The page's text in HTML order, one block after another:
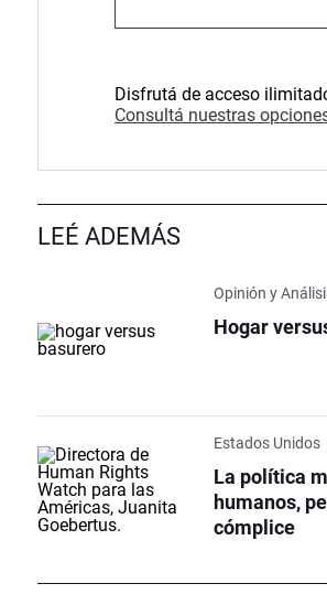
Disfrutá de acceso
Consultá nuestras
LEÉ ADEMÁS
Opinión y
Hogar
Estados Unidos
La política
humanos,
cómplice